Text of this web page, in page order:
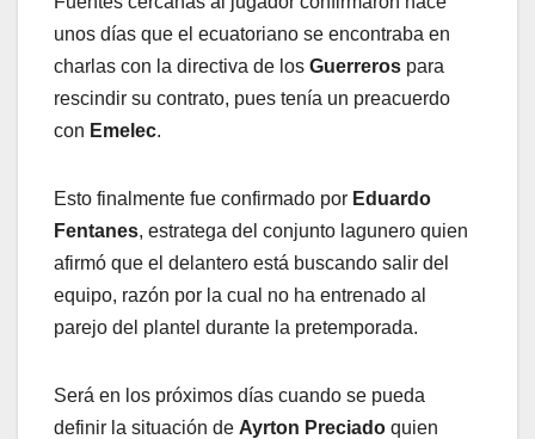
unos días que el ecuatoriano se encontraba en
charlas con la directiva de los Guerreros para
rescindir su contrato, pues tenía un preacuerdo
con Emelec.
Esto finalmente fue confirmado por Eduardo
Fentanes, estratega del conjunto lagunero quien
afirmó que el delantero está buscando salir del
equipo, razón por la cual no ha entrenado al
parejo del plantel durante la pretemporada.
Será en los próximos días cuando se pueda
definir la situación de Ayrton Preciado quien